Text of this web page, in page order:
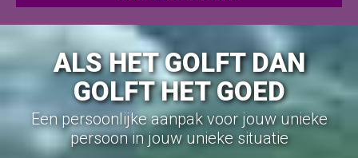
ALS HET GOLFT DAN
GOLFT HET GOED
Een persoonlijke aanpak voor jouw unieke
persoon in jouw unieke situatie